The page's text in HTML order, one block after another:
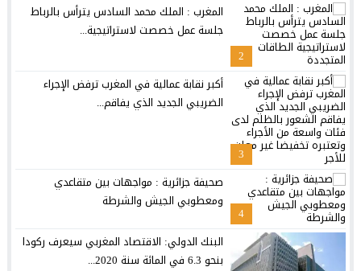
2
المغرب : الملك محمد السادس يترأس بالرباط
جلسة عمل خصصت لاستراتيجية...
3
أكبر نقابة عمالية في المغرب ترفض الإجراء
الضريبي الجديد الذي يفاقم...
4
صحيفة جزائرية : مواجهات بين متقاعدي
ومعطوبي الجيش والشرطة
البنك الدولي: الاقتصاد المغربي سيعرف ركودا
بنحو 6.3 في المائة سنة 2020...